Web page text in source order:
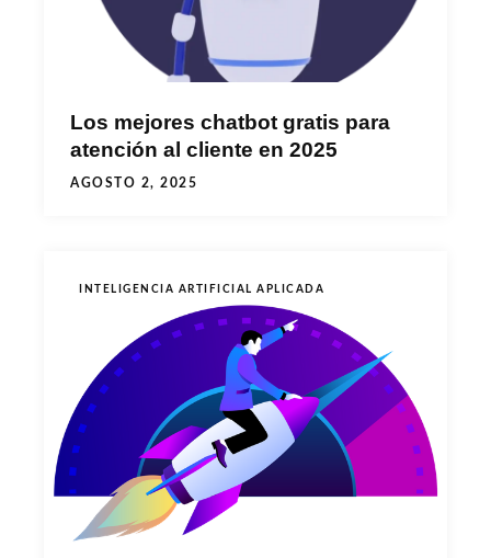
Los mejores chatbot gratis para
atención al cliente en 2025
AGOSTO 2, 2025
INTELIGENCIA ARTIFICIAL APLICADA